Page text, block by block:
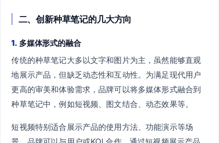
二、创新种草笔记的几大方向
1. 多媒体形式的融合
传统的种草笔记大多以文字和图片为主，虽然能够直观
地展示产品，但缺乏动态性和互动性。为满足现代用户
更高的审美和体验需求，品牌可以将多媒体形式融合到
种草笔记中，例如短视频、图文结合、动态效果等。
短视频特别适合展示产品的使用方法、功能演示等场